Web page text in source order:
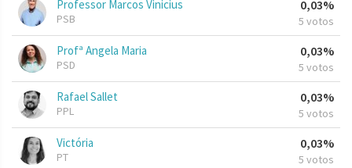
Professor Marcos Vinicius
PSB
0,03%
5 votos
Profª Angela Maria
PSD
0,03%
5 votos
Rafael Sallet
PPL
0,03%
5 votos
Victória
PT
0,03%
5 votos